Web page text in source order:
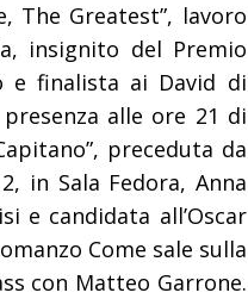
The Greatest”, lavoro
insignito del Premio
e finalista ai David di
alle ore 21 di
preceduta da
in Sala Fedora, Anna
e candidata all’Oscar
Come sale sulla
con Matteo Garrone.